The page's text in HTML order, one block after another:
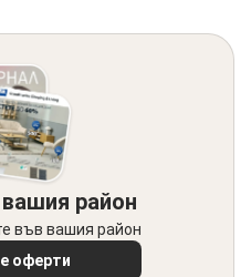
район
във вашия район
оферти